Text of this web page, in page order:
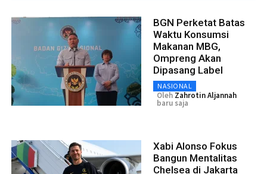
BGN Perketat Batas
Waktu Konsumsi
Makanan MBG,
Ompreng Akan
Dipasang Label
NASIONAL
Oleh Zahrotin Aljannah
baru saja
Xabi Alonso Fokus
Bangun Mentalitas
Chelsea di Jakarta